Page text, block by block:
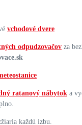
vchodové dvere
odpudzovačov za
ratanový nábytok a
každú izbu.